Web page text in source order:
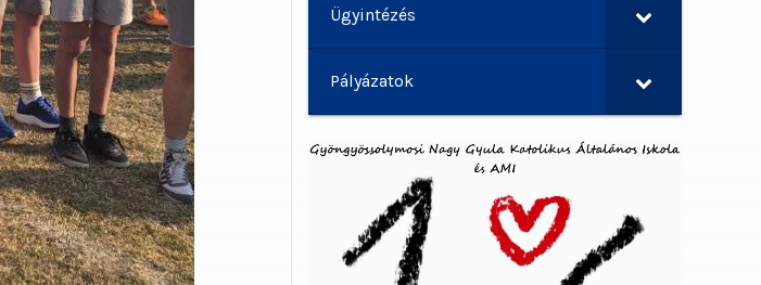
Ügyintézés
Pályázatok